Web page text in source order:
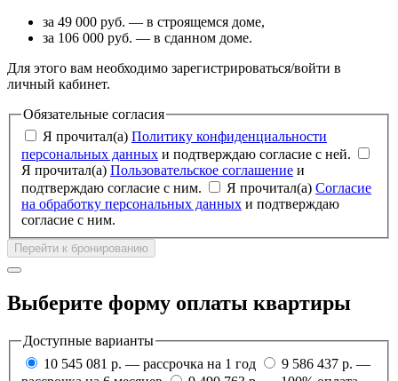
за 49 000 руб. — в строящемся доме,
за 106 000 руб. — в сданном доме.
Для этого вам необходимо зарегистрироваться/войти в
личный кабинет.
Обязательные согласия
Я прочитал(а) Политику конфиденциальности
персональных данных и подтверждаю согласие с ней.
Я прочитал(а) Пользовательское соглашение
подтверждаю согласие с ним.
Я прочитал(а) Согласие
на обработку персональных данных
согласие с ним.
Перейти к бронированию
Выберите форму оплаты квартиры
Доступные варианты
10 545 081 р. — рассрочка на 1 год
9 586 437 р. —